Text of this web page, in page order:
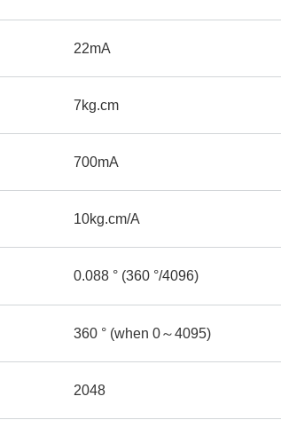
22mA
7kg.cm
700mA
10kg.cm/A
0.088 ° (360 °/4096)
360 ° (when 0～4095)
2048